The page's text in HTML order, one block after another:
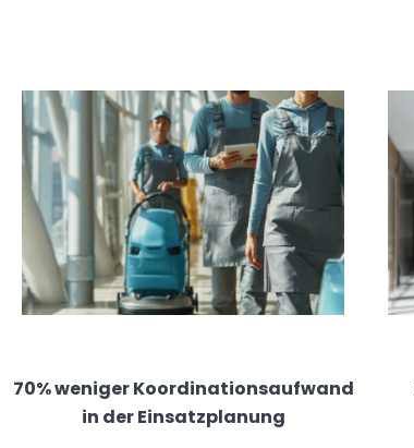
70% weniger Koordinationsaufwand
in der Einsatzplanung